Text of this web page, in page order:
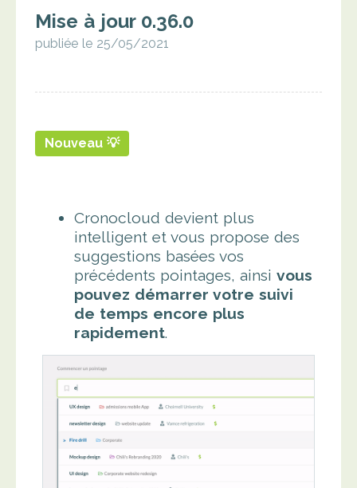
Mise à jour 0.36.0
publiée le 25/05/2021
Nouveau 💡
Cronocloud devient plus
intelligent et vous propose des
suggestions basées vos
précédents pointages, ainsi vous
pouvez démarrer votre suivi
de temps encore plus
rapidement.